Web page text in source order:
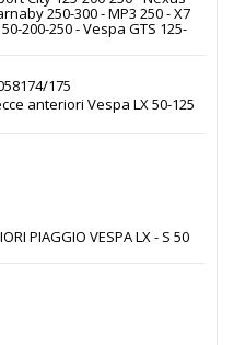
250-300 - MP3 250 - X7
200-250 - Vespa GTS 125-
175
anteriori Vespa LX 50-125
PIAGGIO VESPA LX - S 50